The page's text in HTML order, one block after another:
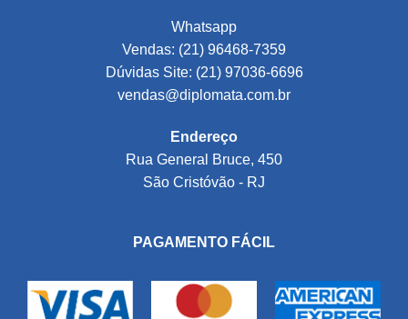
Whatsapp
Vendas: (21) 96468-7359
Dúvidas Site: (21) 97036-6696
vendas@diplomata.com.br
Endereço
Rua General Bruce, 450
São Cristóvão - RJ
PAGAMENTO FÁCIL